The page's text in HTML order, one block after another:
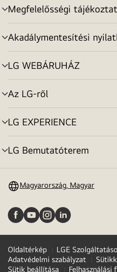
Megfelelősségi
menu
toggle
Akadálymentesítési
menu
toggle
LG WEBÁRUHÁZ
menu
toggle
Az LG-ről
menu
toggle
LG EXPERIENCE
menu
toggle
LG Bemutatóterem
menu
Magyarország, Magyar
Oldaltérkép
LGE
Adatvédelmi szabályzat
Sütik beállítása
Felhasználási